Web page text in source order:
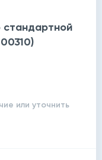
стандартной
или уточнить